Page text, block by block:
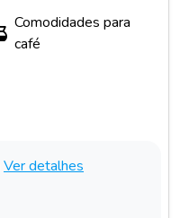
Comodidades para
café
Ver detalhes